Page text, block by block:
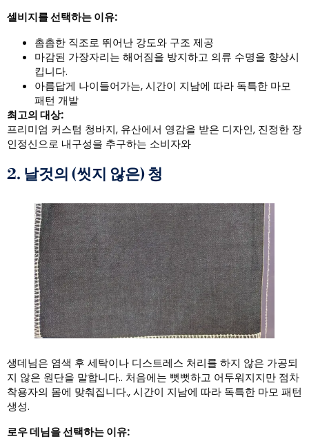
셀비지를 선택하는 이유:
촘촘한 직조로 뛰어난 강도와 구조 제공
마감된 가장자리는 해어짐을 방지하고 의류 수명을 향상시
킵니다.
아름답게 나이들어가는, 시간이 지남에 따라 독특한 마모
패턴 개발
최고의 대상:
프리미엄 커스텀 청바지, 유산에서 영감을 받은 디자인, 진정한 장
인정신으로 내구성을 추구하는 소비자와
2. 날것의 (씻지 않은) 청
생데님은 염색 후 세탁이나 디스트레스 처리를 하지 않은 가공되
지 않은 원단을 말합니다.. 처음에는 뻣뻣하고 어두워지지만 점차
착용자의 몸에 맞춰집니다., 시간이 지남에 따라 독특한 마모 패턴
생성.
로우 데님을 선택하는 이유: